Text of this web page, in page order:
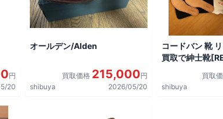
円
20
オールデン/Alden
買取価格 215,000円
shibuya
2026/05/20
コードバン 靴
買取で紳士靴
買取
shibuya